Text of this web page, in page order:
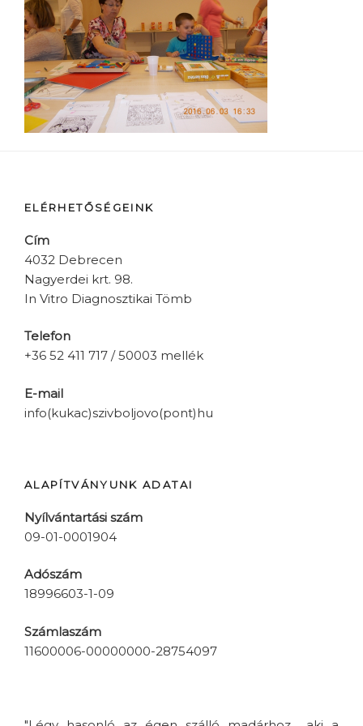
ELÉRHETŐSÉGEINK
Cím
4032 Debrecen
Nagyerdei krt. 98.
In Vitro Diagnosztikai Tömb
Telefon
+36 52 411 717 / 50003 mellék
E-mail
info(kukac)szivboljovo(pont)hu
ALAPÍTVÁNYUNK ADATAI
Nyílvántartási szám
09-01-0001904
Adószám
18996603-1-09
Számlaszám
11600006-00000000-28754097